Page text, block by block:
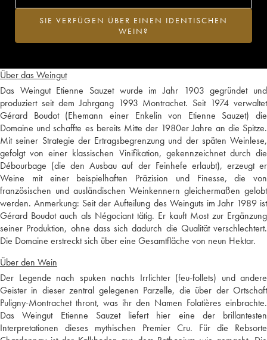
Über das Weingut
Das Weingut Etienne Sauzet wurde im Jahr 1903 gegründet und
produziert seit dem Jahrgang 1993 Montrachet. Seit 1974 verwaltet
Gérard Boudot (Ehemann einer Enkelin von Etienne Sauzet) die
Domaine und schaffte es bereits Mitte der 1980er Jahre an die Spitze.
Mit seiner Strategie der Ertragsbegrenzung und der späten Weinlese,
gefolgt von einer klassischen Vinifikation, gekennzeichnet durch die
Débourbage (die den Ausbau auf der Feinhefe erlaubt), erzeugt er
Weine mit einer beispielhaften Präzision und Finesse, die von
französischen und ausländischen Weinkennern gleichermaßen gelobt
werden. Anmerkung: Seit der Aufteilung des Weinguts im Jahr 1989 ist
Gérard Boudot auch als Négociant tätig. Er kauft Most zur Ergänzung
seiner Produktion, ohne dass sich dadurch die Qualität verschlechtert.
Die Domaine erstreckt sich über eine Gesamtfläche von neun Hektar.
Über den Wein
Der Legende nach spuken nachts Irrlichter (feu-follets) und andere
Geister in dieser zentral gelegenen Parzelle, die über der Ortschaft
Puligny-Montrachet thront, was ihr den Namen Folatières einbrachte.
Das Weingut Etienne Sauzet liefert hier eine der brillantesten
Interpretationen dieses mythischen Premier Cru. Für die Rebsorte
SIE VERFÜGEN ÜBER EINEN IDENTISCHEN
WEIN?